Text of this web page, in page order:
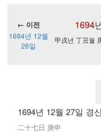
1694
← 이전
1694년 12월
26일
甲戌년 丁丑월
1694년 12월 27일 경신
二十七日 庚申